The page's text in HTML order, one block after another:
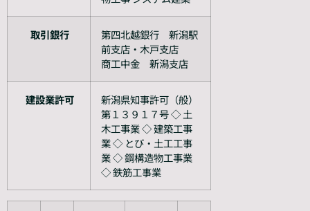
取引銀行
第四北越銀行 新潟駅
前支店・木戸支店
商工中金 新潟支店
建設業許可
新潟県知事許可（般）
第１３９１７号 ◇ 土
木工事業 ◇ 建築工事
業 ◇ とび・土工工事
業 ◇ 鋼構造物工事業
◇ 鉄筋工事業